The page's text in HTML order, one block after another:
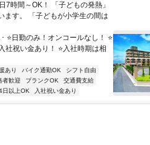
時間～OK！ 「子どもの発熱」
ます。 「子どもが小学生の間は
のみ！オンコールなし！ ⭐
社祝い金あり！ ⭐入社時期は相
あり バイク通勤OK
シフト自由
者歓迎 ブランクOK
交通費支給
日以上OK 入社祝い金あり